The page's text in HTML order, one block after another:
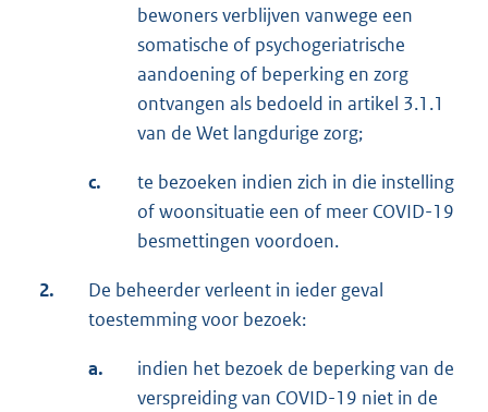
bewoners verblijven vanwege een
somatische of psychogeriatrische
aandoening of beperking en zorg
ontvangen als bedoeld in artikel 3.1.1
van de Wet langdurige zorg;
c.
te bezoeken indien zich in die instelling
of woonsituatie een of meer COVID-19
besmettingen voordoen.
2.
De beheerder verleent in ieder geval
toestemming voor bezoek:
a.
indien het bezoek de beperking van de
verspreiding van COVID-19 niet in de